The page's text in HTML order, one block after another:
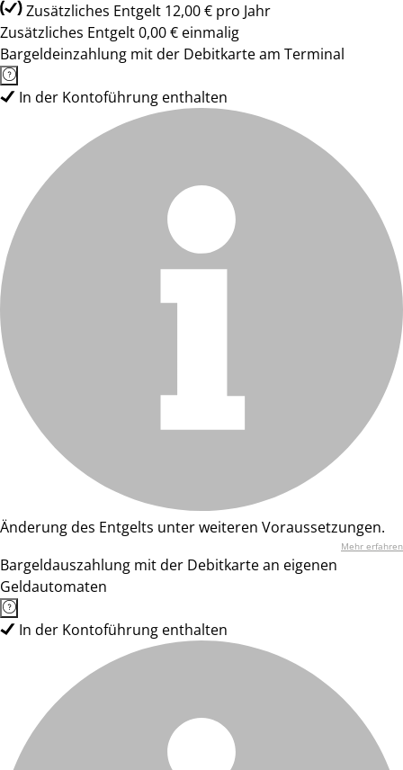
Zusätzliches Entgelt 12,00 € pro Jahr
Zusätzliches Entgelt 0,00 € einmalig
Bargeldeinzahlung mit der Debitkarte am Terminal
In der Kontoführung enthalten
Änderung des Entgelts unter weiteren Voraussetzungen.
Mehr erfahren
Bargeldauszahlung mit der Debitkarte an eigenen
Geldautomaten
In der Kontoführung enthalten